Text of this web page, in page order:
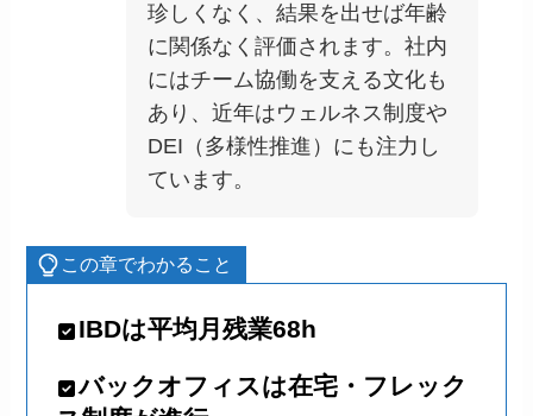
珍しくなく、結果を出せば年齢
に関係なく評価されます。社内
にはチーム協働を支える文化も
あり、近年はウェルネス制度や
DEI（多様性推進）にも注力し
ています。
この章でわかること
IBDは平均月残業68h
バックオフィスは在宅・フレック